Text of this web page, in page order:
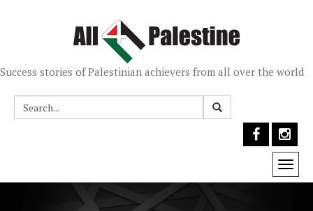
Success stories of Palestinian achievers from all over the world